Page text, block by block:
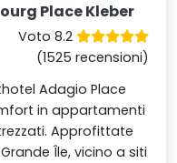
Place Kleber
Voto 8.2
(1525 recensioni)
Adagio Place
in appartamenti
Approfittate
Île, vicino a siti